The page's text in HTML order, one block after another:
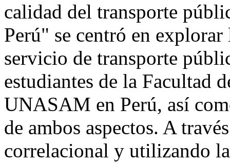
calidad del transporte
Perú" se centró en
servicio de transporte
estudiantes de la Facultad
UNASAM en Perú, así
de ambos aspectos. A
correlacional y utilizando